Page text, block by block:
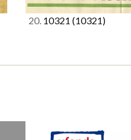
20.10321 (10321)